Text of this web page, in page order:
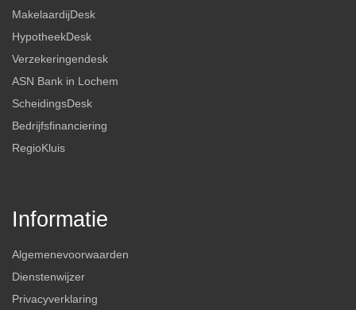
MakelaardijDesk
HypotheekDesk
Verzekeringendesk
ASN Bank in Lochem
ScheidingsDesk
Bedrijfsfinanciering
RegioKluis
Informatie
Algemenevoorwaarden
Dienstenwijzer
Privacyverklaring